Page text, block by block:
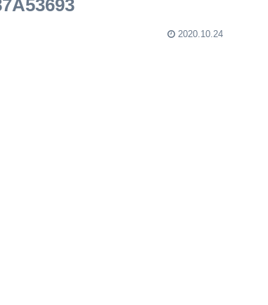
2020.10.24